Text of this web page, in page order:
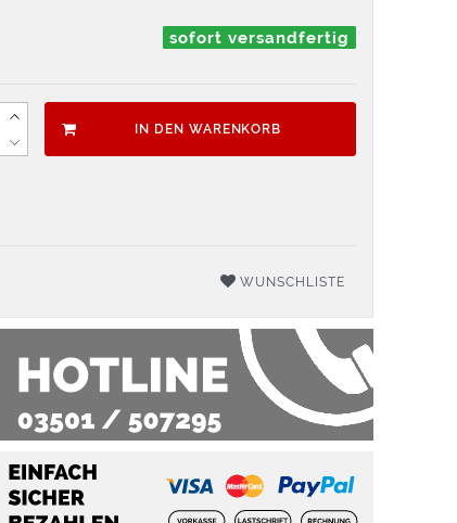
sofort versandfertig
IN DEN WARENKORB
WUNSCHLISTE